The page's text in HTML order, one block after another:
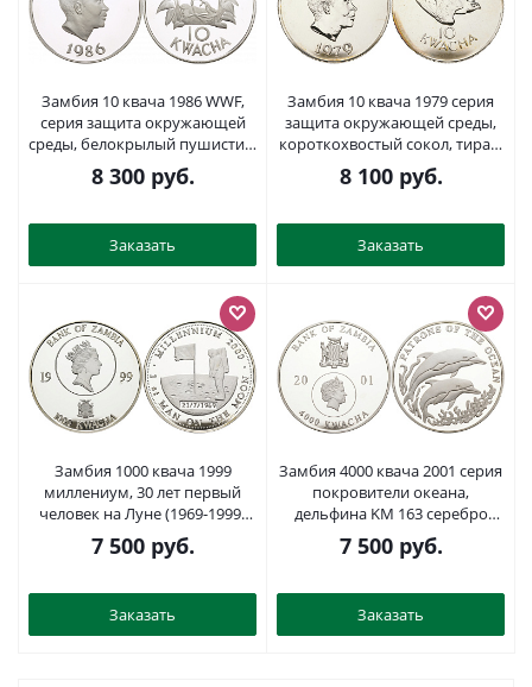
Замбия 10 квача 1986 WWF,
серия защита окружающей
среды, белокрылый пушистик,
тираж 25000 экз. KM 25
серебро PROOF 11-224-33
8 300руб.
Заказать
Замбия 10 квача 1979 серия
защита окружающей среды,
короткохвостый сокол, тираж
3250 экз. KM 19а серебро BU
11-155-33
8 100руб.
Заказать
Замбия 1000 квача 1999
миллениум, 30 лет первый
человек на Луне (1969-1999)
KM 176 серебро PROOF 04-317-
43
7 500руб.
Заказать
Замбия 4000 квача 2001 серия
покровители океана,
дельфина KM 163 серебро
PROOF 1098-1-31
7 500руб.
Заказать